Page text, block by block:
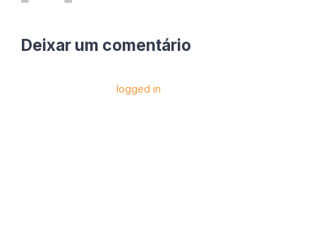
Deixar um comentário
logged in